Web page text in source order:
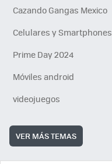
Cazando Gangas Mexico
Celulares y Smartphones
Prime Day 2024
Móviles android
videojuegos
VER MÁS TEMAS